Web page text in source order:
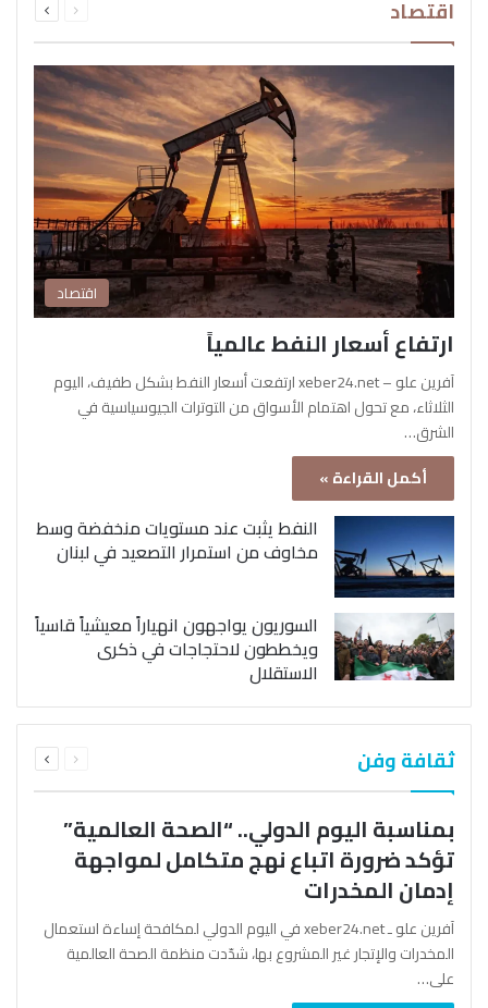
اقتصاد الصفحةالصفحة
اقتصاد
ارتفاع أسعار النفط عالمياً
آفرين علو – xeber24.net ارتفعت أسعار النفط بشكل طفيف، اليوم
الثلاثاء، مع تحول اهتمام الأسواق من التوترات الجيوسياسية في
الشرق…
أكمل القراءة »
النفط يثبت عند مستويات منخفضة وسط
مخاوف من استمرار التصعيد في لبنان
السوريون يواجهون انهياراً معيشياً قاسياً
ويخططون لاحتجاجات في ذكرى
الاستقلال
ثقافة وفن الصفحةالصفحة
بمناسبة اليوم الدولي.. “الصحة العالمية”
تؤكد ضرورة اتباع نهج متكامل لمواجهة
إدمان المخدرات
آفرين علو ـ xeber24.net في اليوم الدولي لمكافحة إساءة استعمال
المخدرات والإتجار غير المشروع بها، شدّدت منظمة الصحة العالمية
على…